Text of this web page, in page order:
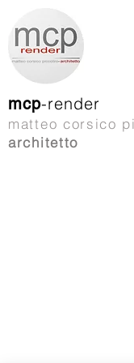
matteo corsico
architetto
mcp-render